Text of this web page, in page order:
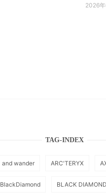
2026
TAG-INDEX
and wander ARC'TERYX
BlackDiamond BLACK DIAMOND